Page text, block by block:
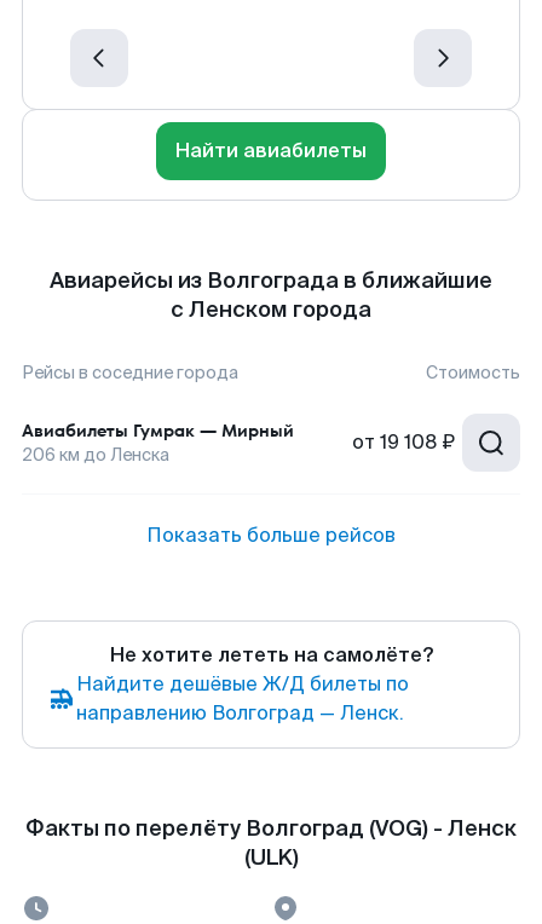
Найти авиабилеты
Авиарейсы из Волгограда в ближайшие
с Ленском города
Рейсы в соседние города Стоимость
Авиабилеты Гумрак — Мирный
206 км до Ленска от 19 108 ₽
Показать больше рейсов
Не хотите лететь на самолёте?
Найдите дешёвые Ж/Д билеты по
направлению Волгоград — Ленск.
Факты по перелёту Волгоград (VOG) - Ленск
(ULK)